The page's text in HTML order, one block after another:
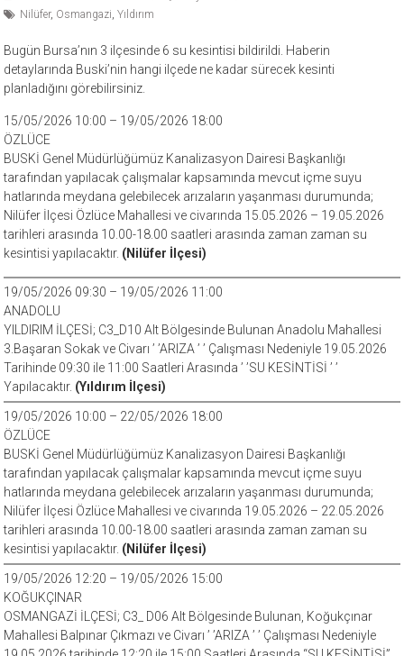
Nilüfer, Osmangazi,Yıldırım
Bugün Bursa’nın 3 ilçesinde 6 su kesintisi bildirildi. Haberin
detaylarında Buski’nin hangi ilçede ne kadar sürecek kesinti
planladığını görebilirsiniz.
15/05/2026 10:00 – 19/05/2026 18:00
ÖZLÜCE
BUSKİ Genel Müdürlüğümüz Kanalizasyon Dairesi Başkanlığı
tarafından yapılacak çalışmalar kapsamında mevcut içme suyu
hatlarında meydana gelebilecek arızaların yaşanması durumunda;
Nilüfer İlçesi Özlüce Mahallesi ve civarında 15.05.2026 – 19.05.2026
tarihleri arasında 10.00-18.00 saatleri arasında zaman zaman su
kesintisi yapılacaktır. (Nilüfer İlçesi)
19/05/2026 09:30 – 19/05/2026 11:00
ANADOLU
YILDIRIM İLÇESİ; C3_D10 Alt Bölgesinde Bulunan Anadolu Mahallesi
3.Başaran Sokak ve Civarı ’ ’ARIZA ’ ’ Çalışması Nedeniyle 19.05.2026
Tarihinde 09:30 ile 11:00 Saatleri Arasında ’ ’SU KESİNTİSİ ’ ’
Yapılacaktır. (Yıldırım İlçesi)
19/05/2026 10:00 – 22/05/2026 18:00
ÖZLÜCE
BUSKİ Genel Müdürlüğümüz Kanalizasyon Dairesi Başkanlığı
tarafından yapılacak çalışmalar kapsamında mevcut içme suyu
hatlarında meydana gelebilecek arızaların yaşanması durumunda;
Nilüfer İlçesi Özlüce Mahallesi ve civarında 19.05.2026 – 22.05.2026
tarihleri arasında 10.00-18.00 saatleri arasında zaman zaman su
kesintisi yapılacaktır. (Nilüfer İlçesi)
19/05/2026 12:20 – 19/05/2026 15:00
KOĞUKÇINAR
OSMANGAZİ İLÇESİ; C3_ D06 Alt Bölgesinde Bulunan, Koğukçınar
Mahallesi Balpınar Çıkmazı ve Civarı ’ ’ARIZA ’ ’ Çalışması Nedeniyle